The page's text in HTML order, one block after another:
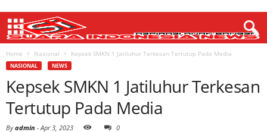
Home Nasional Kepsek SMKN 1 Jatiluhur Terkesan Tertutup Pada Media
NASIONAL NEWS
Kepsek SMKN 1 Jatiluhur Terkesan
Tertutup Pada Media
Byadmin - Apr 3, 2023 0